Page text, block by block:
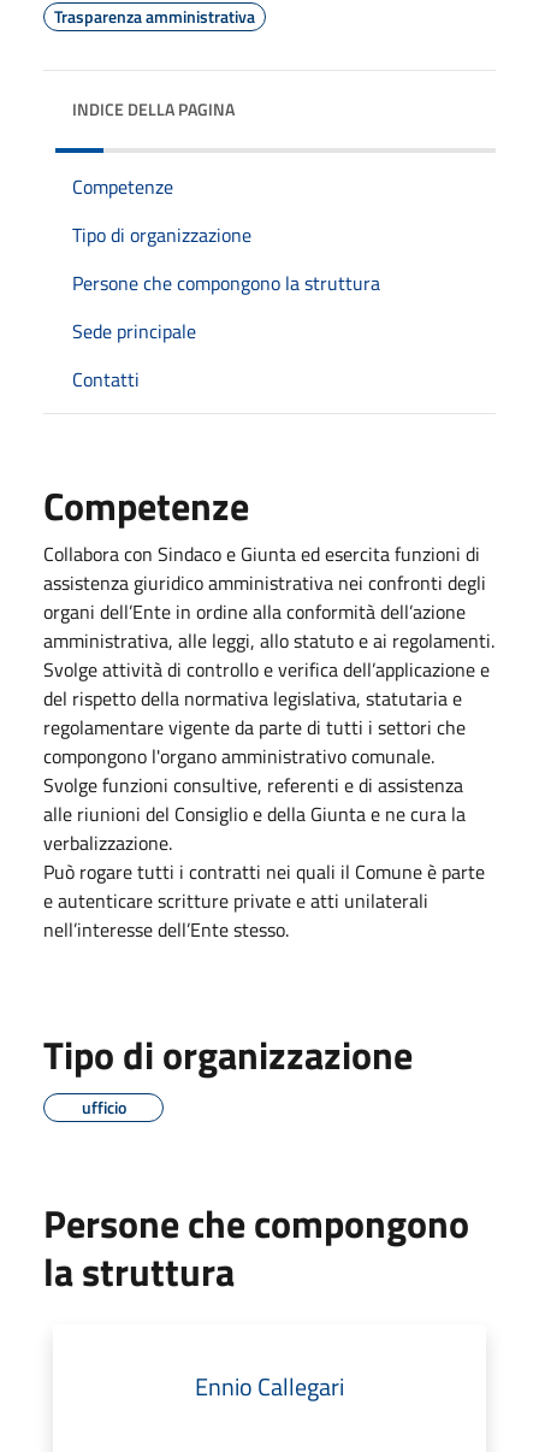
Trasparenza amministrativa
INDICE DELLA PAGINA
Competenze
Tipo di organizzazione
Persone che compongono la struttura
Sede principale
Contatti
Competenze
Collabora con Sindaco e Giunta ed esercita funzioni di
assistenza giuridico amministrativa nei confronti degli
organi dell’Ente in ordine alla conformità dell’azione
amministrativa, alle leggi, allo statuto e ai regolamenti.
Svolge attività di controllo e verifica dell’applicazione e
del rispetto della normativa legislativa, statutaria e
regolamentare vigente da parte di tutti i settori che
compongono l'organo amministrativo comunale.
Svolge funzioni consultive, referenti e di assistenza
alle riunioni del Consiglio e della Giunta e ne cura la
verbalizzazione.
Può rogare tutti i contratti nei quali il Comune è parte
e autenticare scritture private e atti unilaterali
nell’interesse dell’Ente stesso.
Tipo di organizzazione
ufficio
Persone che compongono
la struttura
Ennio Callegari